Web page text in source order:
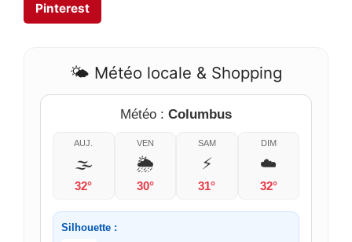
Pinterest
🌤️ Météo locale & Shopping
Météo : Columbus
AUJ.
🌫️
32°
VEN
🌦️
30°
SAM
⚡
31°
DIM
☁️
32°
Silhouette :